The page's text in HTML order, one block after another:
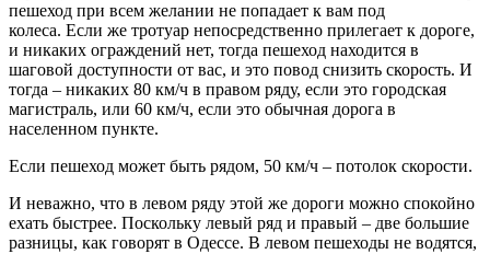
пешеход при всем желании не попадает к вам под
колеса. Если же тротуар непосредственно прилегает к дороге,
и никаких ограждений нет, тогда пешеход находится в
шаговой доступности от вас, и это повод снизить скорость. И
тогда – никаких 80 км/ч в правом ряду, если это городская
магистраль, или 60 км/ч, если это обычная дорога в
населенном пункте.
Если пешеход может быть рядом, 50 км/ч – потолок скорости.
И неважно, что в левом ряду этой же дороги можно спокойно
ехать быстрее. Поскольку левый ряд и правый – две большие
разницы, как говорят в Одессе. В левом пешеходы не водятся,